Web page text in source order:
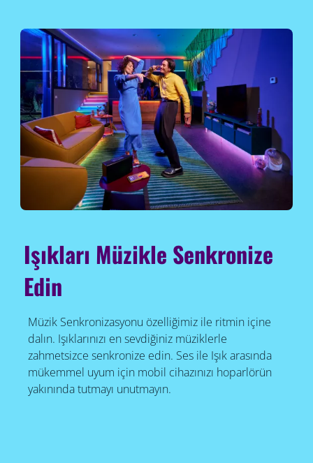
Işıkları Müzikle Senkronize
Edin
Müzik Senkronizasyonu özelliğimiz ile ritmin içine
dalın. Işıklarınızı en sevdiğiniz müziklerle
zahmetsizce senkronize edin. Ses ile Işık arasında
mükemmel uyum için mobil cihazınızı hoparlörün
yakınında tutmayı unutmayın.